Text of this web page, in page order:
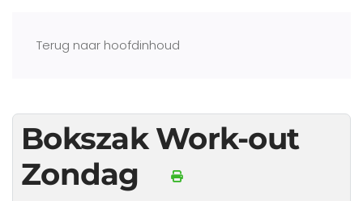
Terug naar hoofdinhoud
Bokszak Work-out
Zondag